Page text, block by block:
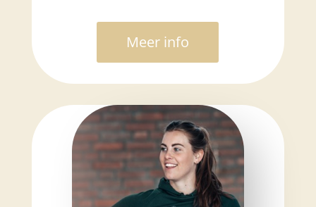
Meer info